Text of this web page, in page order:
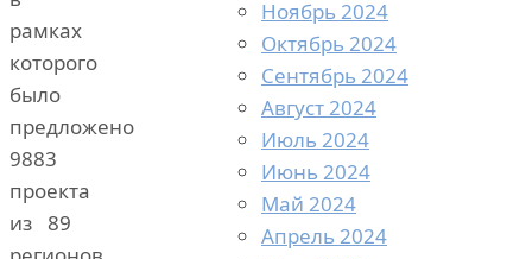
рамках
которого
было
предложено
9883
проекта
из 89
Ноябрь 2024
Октябрь 2024
Сентябрь 2024
Август 2024
Июль 2024
Июнь 2024
Май 2024
Апрель 2024